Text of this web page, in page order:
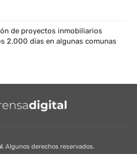
de proyectos inmobiliarios
2.000 días en algunas comunas
. Algunos derechos reservados.